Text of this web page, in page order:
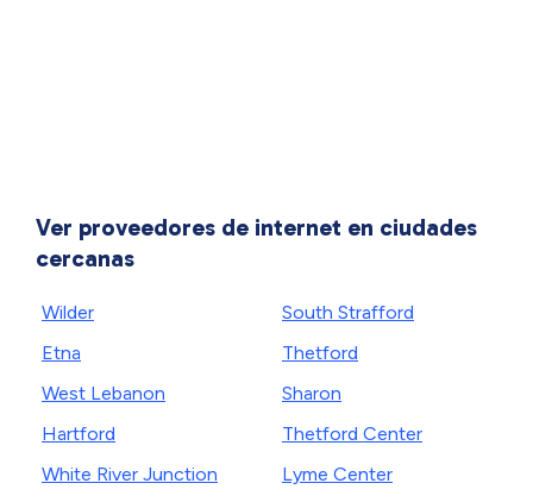
Ver proveedores de internet en ciudades
cercanas
Wilder
Etna
West Lebanon
Hartford
White River Junction
South Strafford
Thetford
Sharon
Thetford Center
Lyme Center